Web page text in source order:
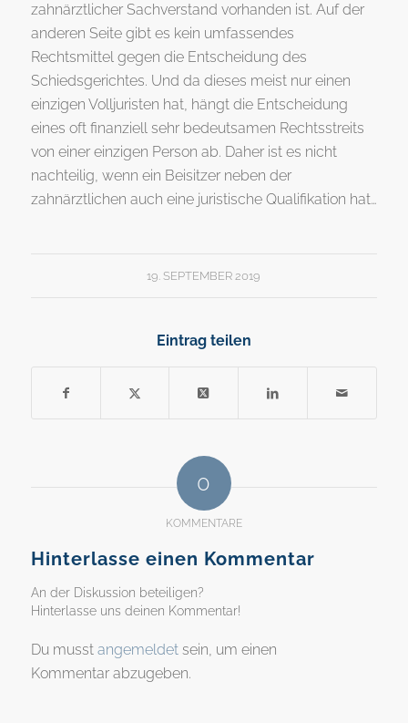
zahnärztlicher Sachverstand vorhanden ist. Auf der
anderen Seite gibt es kein umfassendes
Rechtsmittel gegen die Entscheidung des
Schiedsgerichtes. Und da dieses meist nur einen
einzigen Volljuristen hat, hängt die Entscheidung
eines oft finanziell sehr bedeutsamen Rechtsstreits
von einer einzigen Person ab. Daher ist es nicht
nachteilig, wenn ein Beisitzer neben der
zahnärztlichen auch eine juristische Qualifikation hat…
19. SEPTEMBER 2019
Eintrag teilen
0
KOMMENTARE
Hinterlasse einen Kommentar
An der Diskussion beteiligen?
Hinterlasse uns deinen Kommentar!
Du musst angemeldetsein, um einen
Kommentar abzugeben.